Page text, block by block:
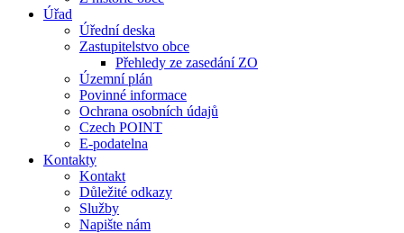
Úřad
Úřední deska
Zastupitelstvo obce
Přehledy ze zasedání ZO
Územní plán
Povinné informace
Ochrana osobních údajů
Czech POINT
E-podatelna
Kontakty
Kontakt
Důležité odkazy
Služby
Napište nám